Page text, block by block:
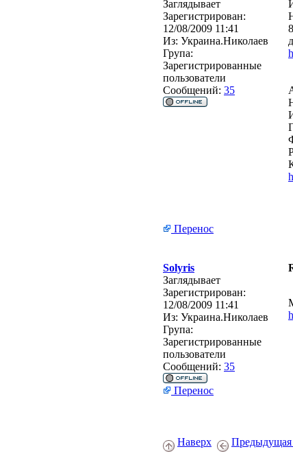
Заглядывает
Зарегистрирован:
12/08/2009 11:41
Из: Украина.Николаев
Група:
Зарегистрированные
пользователи
Сообщений: 35
Перенос
Solyris
Заглядывает
Зарегистрирован:
12/08/2009 11:41
Из: Украина.Николаев
Група:
Зарегистрированные
пользователи
Сообщений: 35
Перенос
Наверх Предыдущая